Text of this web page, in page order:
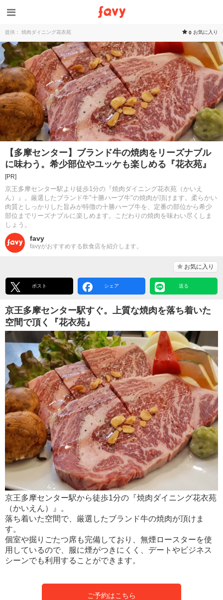
提供： 焼肉ダイニング花衣苑 0 お気に入り
【多摩センター】ブランド牛の焼肉をリーズナブル
に味わう。希少部位やユッケも楽しめる『花衣苑』
[PR]
京王多摩センター駅より徒歩1分の『焼肉ダイニング花衣苑（かいえ
ん）』。厳選したブランド牛"十勝ハーブ牛"の焼肉が頂けます。柔らかい
肉質としっかりした旨みが特徴の十勝ハーブ牛を、定番の部位から希少
部位までリーズナブルに楽しめます。こだわりの焼肉を味わい尽くしま
しょう。
favy
favyがおすすめする飲食店を紹介します。
お気に入り
ポスト シェア 送る
京王多摩センター駅すぐ。上質な焼肉を落ち着いた
空間で頂く『花衣苑』
京王多摩センター駅から徒歩1分の『焼肉ダイニング花衣苑
（かいえん）』。
落ち着いた空間で、厳選したブランド牛の焼肉が頂けま
す。
個室や掘りごたつ席も完備しており、無煙ロースターを使
用しているので、服に煙がつきにくく、デートやビジネス
シーンでも利用することができます。
ご予約はこちら